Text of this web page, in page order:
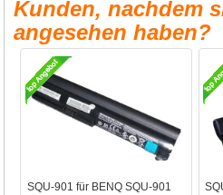
Kunden, nachdem
angesehen haben?
SQU-901 für BENQ SQU-901